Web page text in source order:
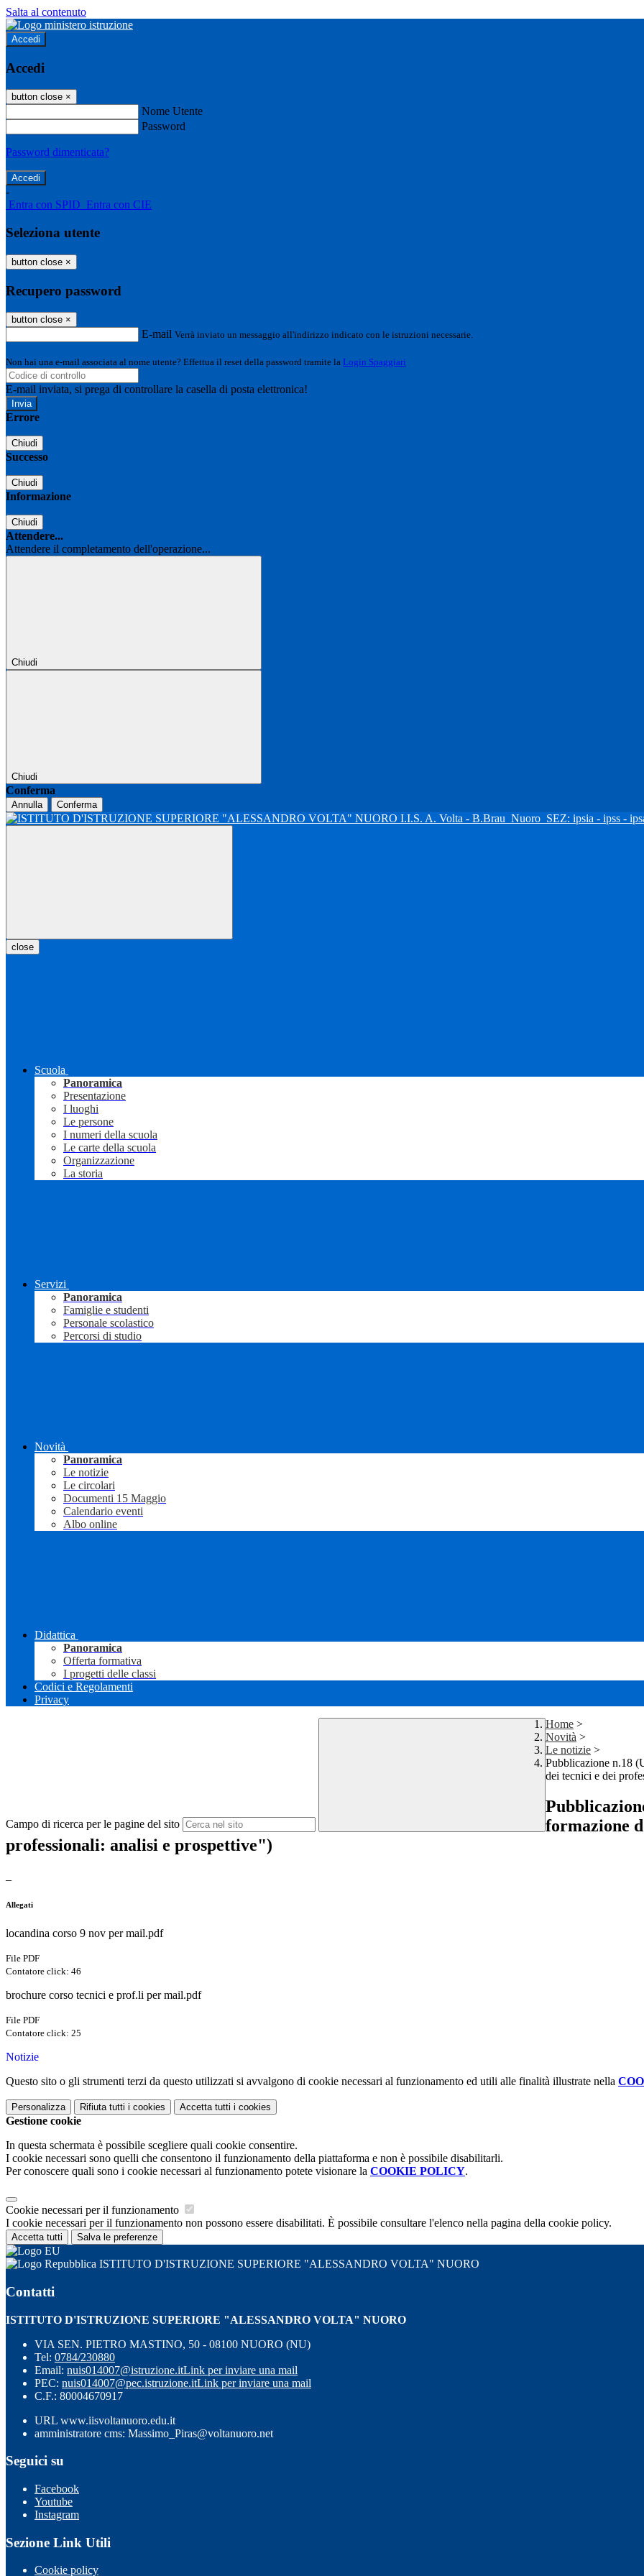
Salta al contenuto
Accedi
Accedi
button close ×
Nome Utente
Password
Password dimenticata?
-
Entra con SPID Entra con CIE
Seleziona utente
button close ×
Recupero password
button close ×
E-mail Verrà inviato un messaggio all'indirizzo indicato con le istruzioni necessarie.
Non hai una e-mail associata al nome utente? Effettua il reset della password tramite la Login Spaggiari
E-mail inviata, si prega di controllare la casella di posta elettronica!
Errore
Chiudi
Successo
Chiudi
Informazione
Chiudi
Attendere...
Attendere il completamento dell'operazione...
Chiudi
Chiudi
Conferma
Annulla Conferma
I.I.S. A. Volta - B.Brau Nuoro SEZ: ipsia - ipss -
close
Scuola
Panoramica
Presentazione
I luoghi
Le persone
I numeri della scuola
Le carte della scuola
Organizzazione
La storia
Servizi
Panoramica
Famiglie e studenti
Personale scolastico
Percorsi di studio
Novità
Panoramica
Le notizie
Le circolari
Documenti 15 Maggio
Calendario eventi
Albo online
Didattica
Panoramica
Offerta formativa
I progetti delle classi
Codici e Regolamenti
Privacy
Campo di ricerca per le pagine del sito
Home >
Novità >
Le notizie >
Pubblicazione n.18
dei tecnici e dei
formazione
professionali: analisi e prospettive")
Allegati
locandina corso 9 nov per mail.pdf
File PDF
Contatore click: 46
brochure corso tecnici e prof.li per mail.pdf
File PDF
Contatore click: 25
Notizie
Questo sito o gli strumenti terzi da questo utilizzati si avvalgono di cookie necessari al funzionamento ed utili alle finalità illustrate nella
Personalizza Rifiuta tutti i cookies Accetta tutti i cookies
Gestione cookie
In questa schermata è possibile scegliere quali cookie consentire.
I cookie necessari sono quelli che consentono il funzionamento della piattaforma e non è possibile disabilitarli.
Per conoscere quali sono i cookie necessari al funzionamento potete visionare la COOKIE POLICY.
Cookie necessari per il funzionamento
I cookie necessari per il funzionamento non possono essere disabilitati. È possibile consultare l'elenco nella pagina della cookie policy.
Accetta tutti Salva le preferenze
ISTITUTO D'ISTRUZIONE SUPERIORE "ALESSANDRO VOLTA" NUORO
Contatti
ISTITUTO D'ISTRUZIONE SUPERIORE "ALESSANDRO VOLTA" NUORO
VIA SEN. PIETRO MASTINO, 50 - 08100 NUORO (NU)
Tel: 0784/230880
Email: nuis014007@istruzione.itLink per inviare una mail
PEC: nuis014007@pec.istruzione.itLink per inviare una mail
C.F.: 80004670917
URL www.iisvoltanuoro.edu.it
amministratore cms: Massimo_Piras@voltanuoro.net
Seguici su
Facebook
Youtube
Instagram
Sezione Link Utili
Cookie policy